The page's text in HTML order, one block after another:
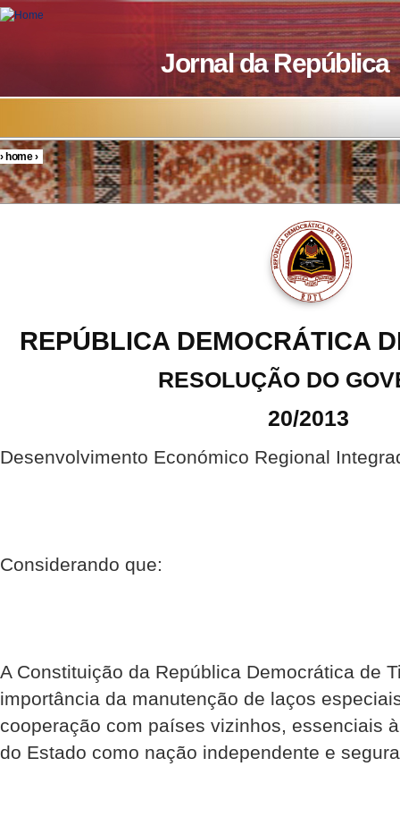
Skip to main content
Jornal da República
You are here
›home›
REPÚBLICA DEMOCRÁTICA
RESOLUÇÃO DO
20/2013
Desenvolvimento Económico Regional
Considerando que:
A Constituição da República Democrática de
importância da manutenção de laços
cooperação com países vizinhos, essenciais
do Estado como nação independente e